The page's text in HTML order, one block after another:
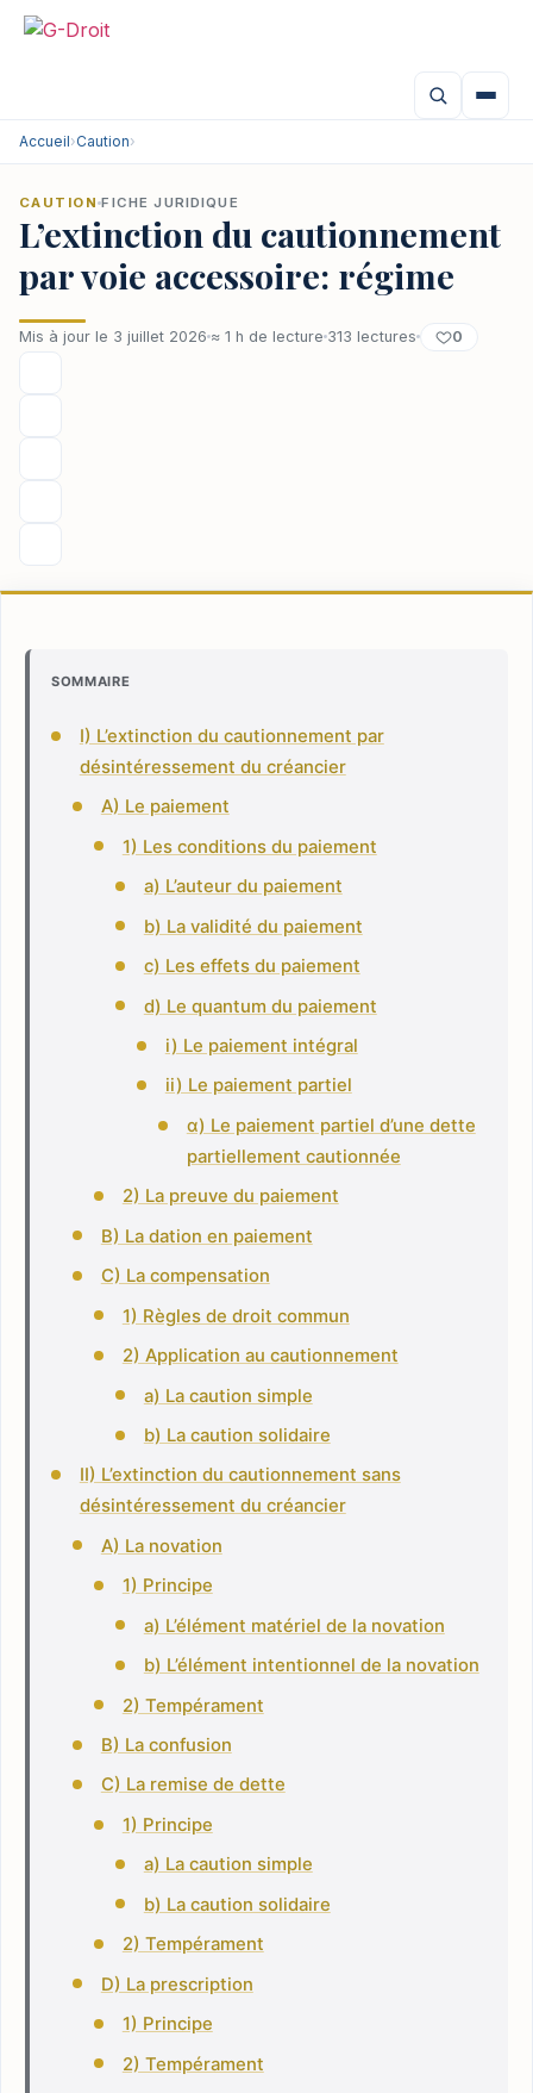
Aller
Accueil›Caution›
CAUTION FICHE JURIDIQUE
L’extinction du cautionnement
par voie accessoire: régime
Mis à jour le 3 juillet 2026 ≈ 1 h de lecture 313 lectures 0
SOMMAIRE
I) L’extinction du cautionnement par
désintéressement du créancier
A) Le paiement
1) Les conditions du paiement
a) L’auteur du paiement
b) La validité du paiement
c) Les effets du paiement
d) Le quantum du paiement
i) Le paiement intégral
ii) Le paiement partiel
α) Le paiement partiel d’une dette
partiellement cautionnée
2) La preuve du paiement
B) La dation en paiement
C) La compensation
1) Règles de droit commun
2) Application au cautionnement
a) La caution simple
b) La caution solidaire
II) L’extinction du cautionnement sans
désintéressement du créancier
A) La novation
1) Principe
a) L’élément matériel de la novation
b) L’élément intentionnel de la novation
2) Tempérament
B) La confusion
C) La remise de dette
1) Principe
a) La caution simple
b) La caution solidaire
2) Tempérament
D) La prescription
1) Principe
2) Tempérament